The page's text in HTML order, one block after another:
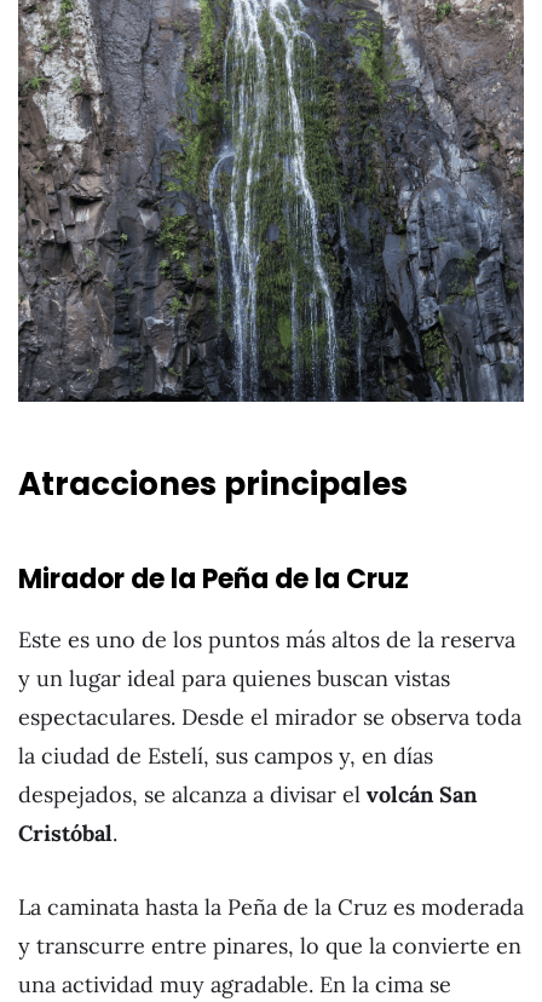
Atracciones principales
Mirador de la Peña de la Cruz
Este es uno de los puntos más altos de la reserva
y un lugar ideal para quienes buscan vistas
espectaculares. Desde el mirador se observa toda
la ciudad de Estelí, sus campos y, en días
despejados, se alcanza a divisar el volcán San
Cristóbal.
La caminata hasta la Peña de la Cruz es moderada
y transcurre entre pinares, lo que la convierte en
una actividad muy agradable. En la cima se